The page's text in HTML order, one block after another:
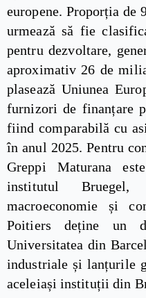
europene. Proporția de
urmează să fie
pentru dezvoltare,
aproximativ 26 de
plasează Uniunea
furnizori de finanțare
fiind comparabilă cu
în anul 2025. Pentru
Greppi Maturana
institutul
macroeconomie și
Poitiers deține un
Universitatea din
industriale și lanțurile
aceleiași instituții din